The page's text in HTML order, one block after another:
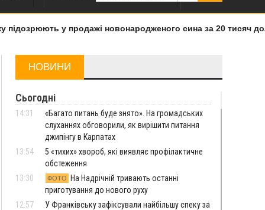
у продажі новонародженого сина за 20 тисяч
НОВИНИ
Сьогодні
14:31
«Багато питань буде знято». На громадських
слуханнях обговорили, як вирішити питання
джипінгу в Карпатах
13:54
5 «тихих» хвороб, які виявляє профілактичне
обстеження
13:30
ФОТО
На Надрічній тривають останні
приготування до нового руху
12:57
У Франківську зафіксували найбільшу спеку за